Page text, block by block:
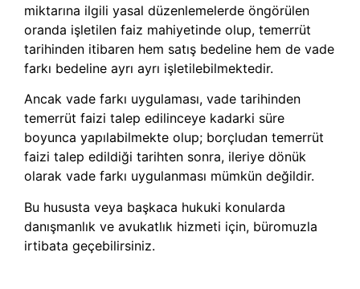
miktarına ilgili yasal düzenlemelerde öngörülen
oranda işletilen faiz mahiyetinde olup, temerrüt
tarihinden itibaren hem satış bedeline hem de vade
farkı bedeline ayrı ayrı işletilebilmektedir.
Ancak vade farkı uygulaması, vade tarihinden
temerrüt faizi talep edilinceye kadarki süre
boyunca yapılabilmekte olup; borçludan temerrüt
faizi talep edildiği tarihten sonra, ileriye dönük
olarak vade farkı uygulanması mümkün değildir.
Bu hususta veya başkaca hukuki konularda
danışmanlık ve avukatlık hizmeti için, büromuzla
irtibata geçebilirsiniz.